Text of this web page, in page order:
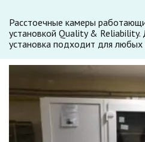
Расстоечные камеры
установкой Quality & Reliability.
установка подходит для любых